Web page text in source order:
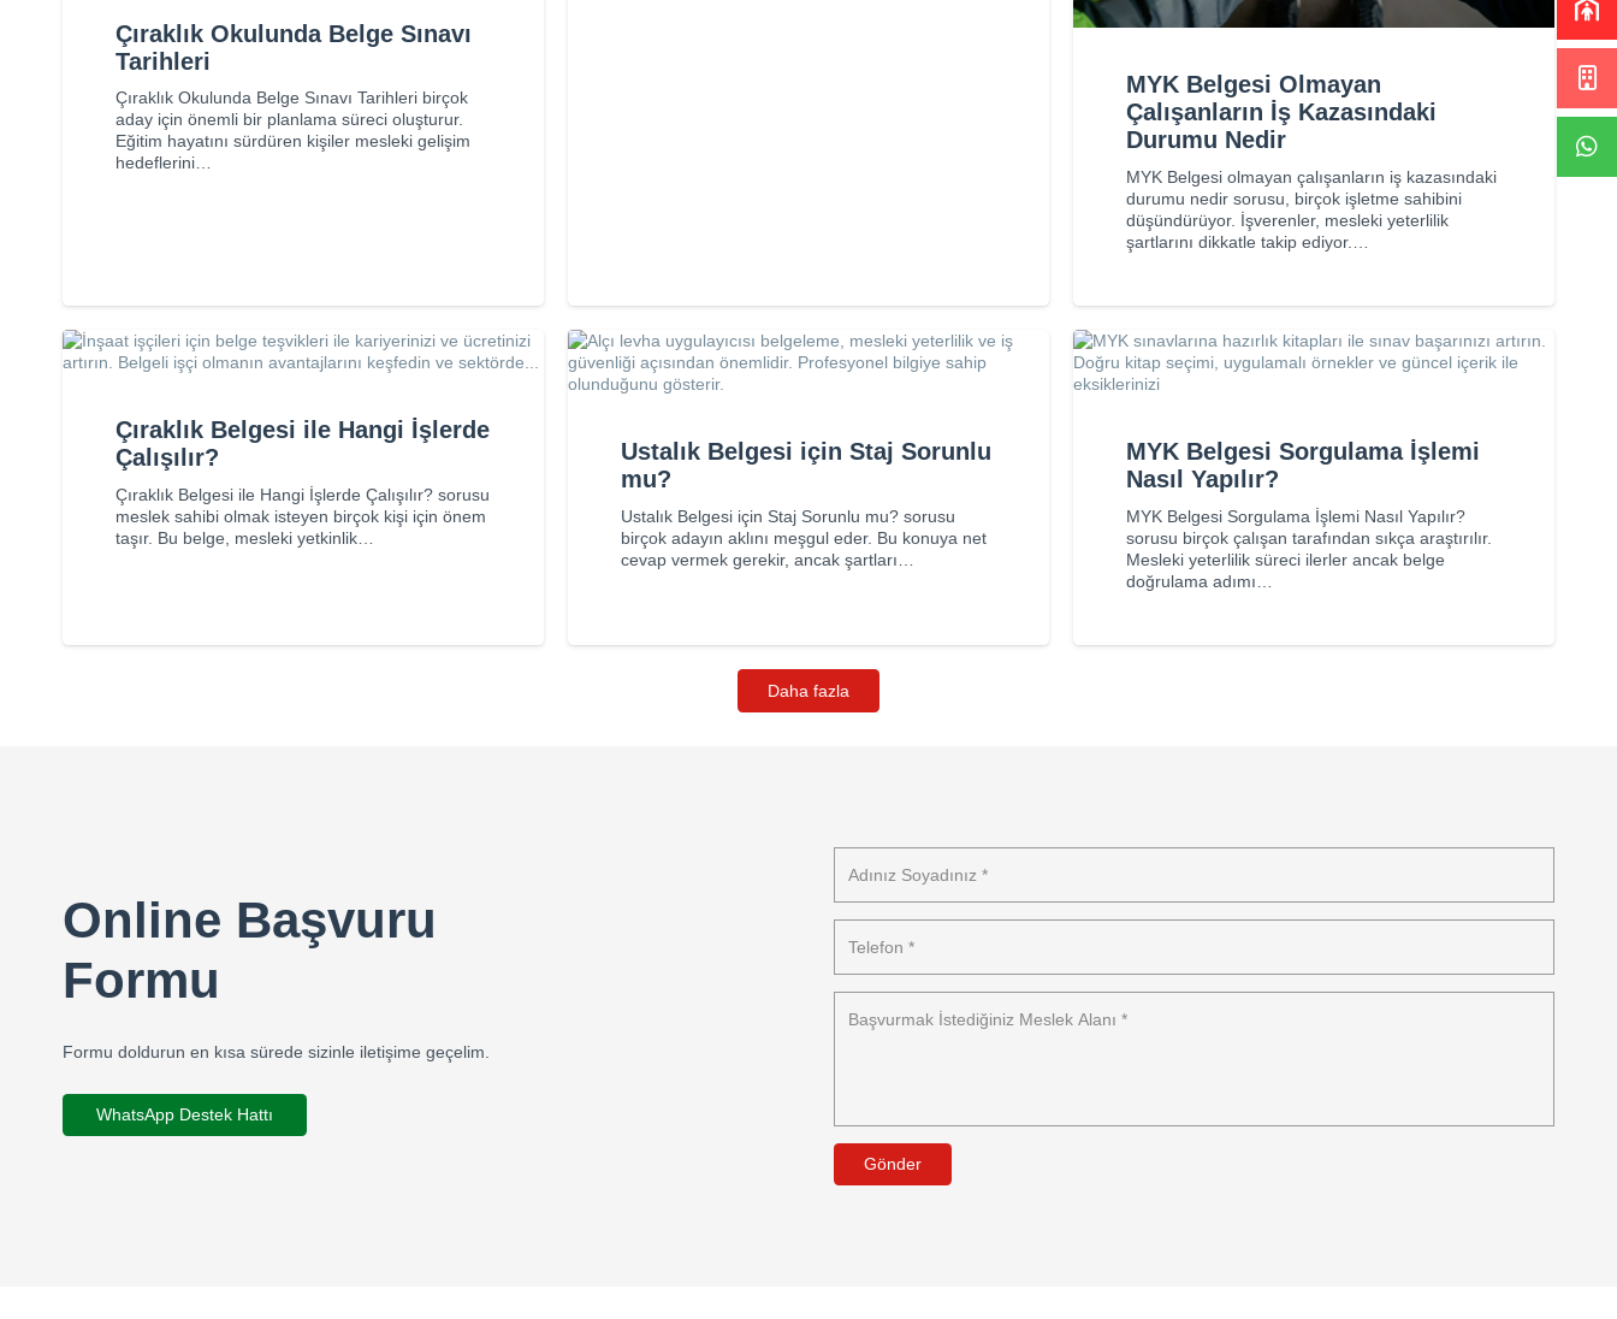
Çıraklık Okulunda Belge Sınavı
Tarihleri
Çıraklık Okulunda Belge Sınavı Tarihleri birçok
aday için önemli bir planlama süreci oluşturur.
Eğitim hayatını sürdüren kişiler mesleki gelişim
hedeflerini…
MYK Belgesi Olmayan
Çalışanların İş Kazasındaki
Durumu Nedir
MYK Belgesi olmayan çalışanların iş kazasındaki
durumu nedir sorusu, birçok işletme sahibini
düşündürüyor. İşverenler, mesleki yeterlilik
şartlarını dikkatle takip ediyor.…
Çıraklık Belgesi ile Hangi İşlerde
Çalışılır?
Çıraklık Belgesi ile Hangi İşlerde Çalışılır? sorusu
meslek sahibi olmak isteyen birçok kişi için önem
taşır. Bu belge, mesleki yetkinlik…
Ustalık Belgesi için Staj Sorunlu
mu?
Ustalık Belgesi için Staj Sorunlu mu? sorusu
birçok adayın aklını meşgul eder. Bu konuya net
cevap vermek gerekir, ancak şartları…
MYK Belgesi Sorgulama İşlemi
Nasıl Yapılır?
MYK Belgesi Sorgulama İşlemi Nasıl Yapılır?
sorusu birçok çalışan tarafından sıkça araştırılır.
Mesleki yeterlilik süreci ilerler ancak belge
doğrulama adımı…
Daha fazla
Online Başvuru
Formu
Formu doldurun en kısa sürede sizinle iletişime geçelim.
WhatsApp Destek Hattı
Gönder